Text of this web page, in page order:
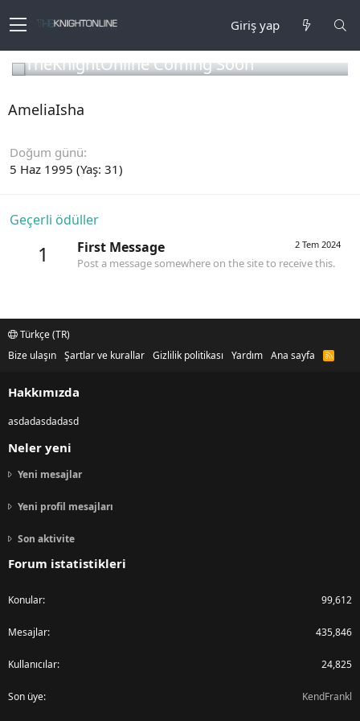
Giriş yap
TheKnightOnline Coming Soon
AmeliaIsha
Doğum günü
5 Haz 1995 (Yaş: 31)
Geçerli ödüller
1 2 Tem 2024
First Message
Post a message somewhere on the site to receive this.
Türkçe (TR)
Bize ulaşın Şartlar ve kurallar Gizlilik politikası Yardım Ana sayfa
R
Hakkımızda
asdadasdadasd
Neler yeni
Yeni mesajlar
Yeni profil mesajları
Son aktivite
Forum istatistikleri
Konular 99,612
Mesajlar 435,846
Kullanıcılar 24,825
Son üye KendFrankl